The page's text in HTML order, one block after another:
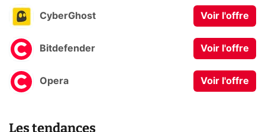
CyberGhost Voir l'offre
Bitdefender Voir l'offre
Opera Voir l'offre
Les tendances